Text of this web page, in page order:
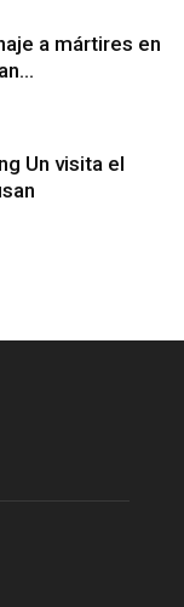
a mártires en
Un visita el